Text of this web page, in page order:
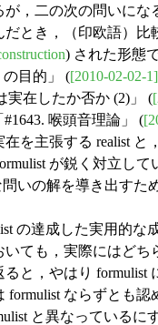
，二の次の問いにな
とき，（印欧語）比
) された形態
の目的」 ([2010-02-02-1]
実在したか否か (2)」 (
#1643. 喉頭音理論」 (
を主張する realist
が鋭く対立し
いの解を導き出すた
の達成した実用的な
ても，実際にはど
と，やはり
ならずとも
と異なっている